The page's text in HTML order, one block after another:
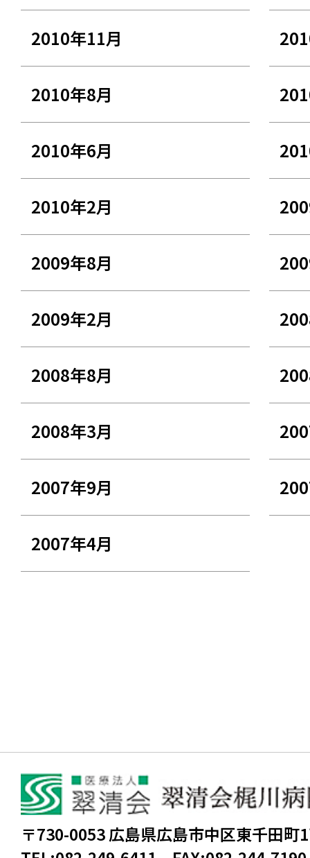
2010年11月
2010年8月
2010年6月
2010年2月
2009年8月
2009年2月
2008年8月
2008年3月
2007年9月
2007年4月
〒730-0053 広島県広島市中区東千田町